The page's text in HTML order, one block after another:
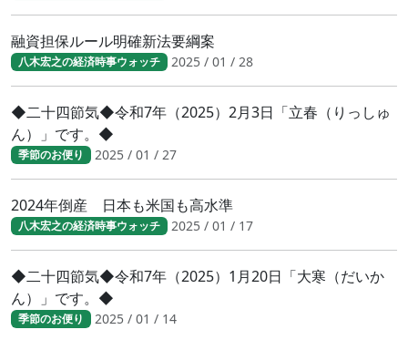
融資担保ルール明確新法要綱案
八木宏之の経済時事ウォッチ 2025 / 01 / 28
◆二十四節気◆令和7年（2025）2月3日「立春（りっしゅ
ん）」です。◆
季節のお便り 2025 / 01 / 27
2024年倒産 日本も米国も高水準
八木宏之の経済時事ウォッチ 2025 / 01 / 17
◆二十四節気◆令和7年（2025）1月20日「大寒（だいか
ん）」です。◆
季節のお便り 2025 / 01 / 14